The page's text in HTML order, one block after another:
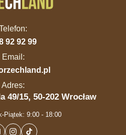
92 92 99
Email:
Adres:
49/15, 50-202 Wrocław
Piątek: 9:00 - 18:00